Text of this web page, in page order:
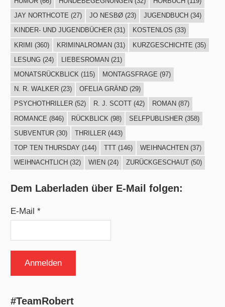
JAY NORTHCOTE (27) JO NESBØ(23) JUGENDBUCH (34)
KINDER- UND JUGENDBÜCHER(31) KOSTENLOS (33)
KRIMI (360) KRIMINALROMAN(31) KURZGESCHICHTE (35)
LESUNG(24) LIEBESROMAN (21)
MONATSRÜCKBLICK(115) MONTAGSFRAGE (97)
N. R. WALKER(23) OFELIA GRÄND(29)
PSYCHOTHRILLER(52) R. J. SCOTT(42) ROMAN (87)
ROMANCE (846) RÜCKBLICK (98) SELFPUBLISHER(358)
SUBVENTUR(30) THRILLER(443)
TOP TEN THURSDAY (144) TTT(146) WEIHNACHTEN (37)
WEIHNACHTLICH (32) WIEN (24) ZURÜCKGESCHAUT(50)
Dem Laberladen über E-Mail folgen:
E-Mail *
#TeamRobert